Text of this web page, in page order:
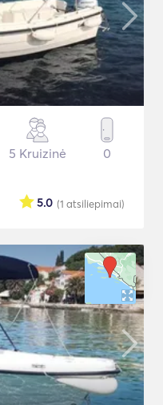
5 Kruizinė 0
(1 atsiliepimai)
5.0